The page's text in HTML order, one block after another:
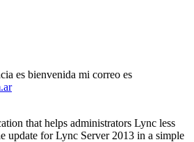
es bienvenida mi correo es
that helps administrators Lync less
update for Lync Server 2013 in a simple